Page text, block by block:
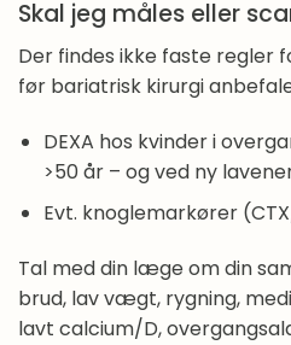
Skal jeg måles eller
Der findes ikke faste regler
før bariatrisk kirurgi
DEXA hos kvinder i
>50 år – og ved ny
Evt. knoglemarkører
Tal med din læge om din
brud, lav vægt, rygning,
lavt calcium/D,